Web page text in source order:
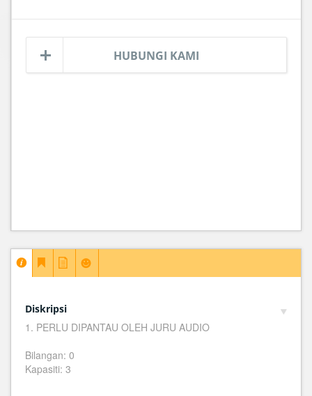
HUBUNGI KAMI
Diskripsi
1. PERLU DIPANTAU OLEH JURU AUDIO
Bilangan: 0
Kapasiti: 3